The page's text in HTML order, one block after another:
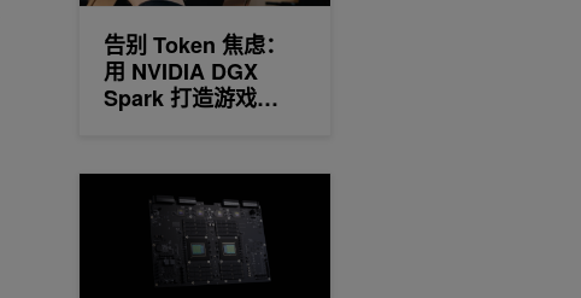
告别 Token 焦虑：
用 NVIDIA DGX
Spark 打造游戏